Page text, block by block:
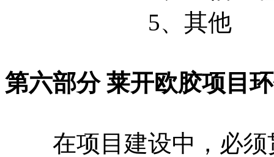
5、其他
第六部分 莱开欧胶项目
在项目建设中，必须